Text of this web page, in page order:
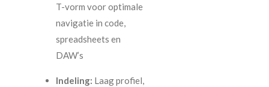
T-vorm voor optimale
navigatie in code,
spreadsheets en
DAW’s
Indeling: Laag profiel,